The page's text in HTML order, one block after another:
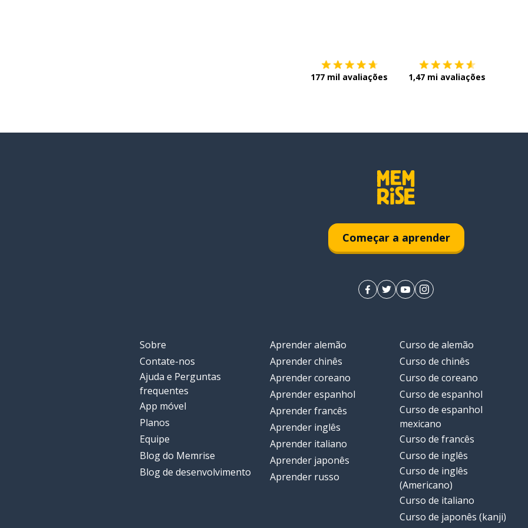
177 mil avaliações 1,47 mi avaliações
Começar a aprender
Sobre
Contate-nos
Ajuda e Perguntas
frequentes
App móvel
Planos
Equipe
Blog do Memrise
Blog de desenvolvimento
Aprender alemão
Aprender chinês
Aprender coreano
Aprender espanhol
Aprender francês
Aprender inglês
Aprender italiano
Aprender japonês
Aprender russo
Curso de alemão
Curso de chinês
Curso de coreano
Curso de espanhol
Curso de espanhol
mexicano
Curso de francês
Curso de inglês
Curso de inglês
(Americano)
Curso de italiano
Curso de japonês (kanji)